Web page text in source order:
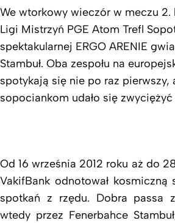
We wtorkowy wieczór w meczu
Ligi Mistrzyń PGE Atom Trefl
spektakularnej ERGO ARENIE
Stambuł. Oba zespołu na
spotykają się nie po raz pierwszy,
sopociankom udało się zwyciężyć
Od 16 września 2012 roku aż do
VakifBank odnotował kosmiczną
spotkań z rzędu. Dobra passa
wtedy przez Fenerbahce